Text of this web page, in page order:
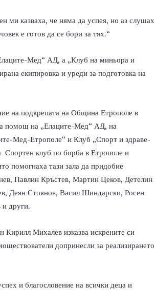
ми казваха, че няма да успея, но аз слушах
е готов да се бори за тях.“
Мед“ АД, а „Клуб на миньора и
екипировка и уреди за подготовка на
на подкрепата на Община Етрополе в
помощ на „Елаците-Мед“ АД, на
Мед-Етрополе“ и Клуб „Спорт и здраве-
Спортен клуб по борба в Етрополе и
помогнаха тази зала да придобие
Павлин Кръстев, Мартин Цеков, Детелин
Деян Стоянов, Васил Шиндарски, Росен
други.
Михалев изказва искрените си
допринесли за реализирането
и благословение на всички деца и